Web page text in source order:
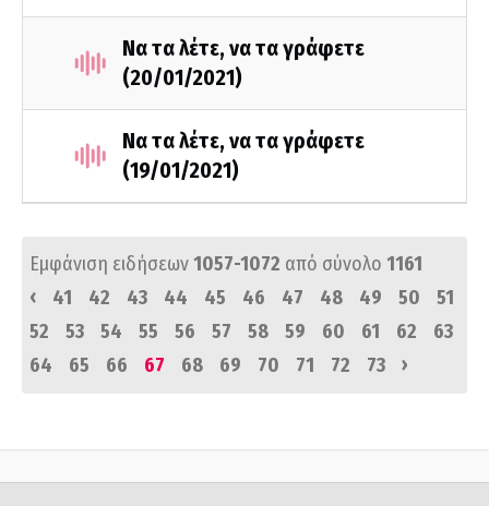
Να τα λέτε, να τα γράφετε
(20/01/2021)
Να τα λέτε, να τα γράφετε
(19/01/2021)
Εμφάνιση ειδήσεων1057-1072 από σύνολο 1161
‹
41 42 43 44 45 46 47 48 49 50
51
52
53 54 55 56 57 58 59 60 61 62
63
64
65 66 67 68 69 70 71 72 73 ›